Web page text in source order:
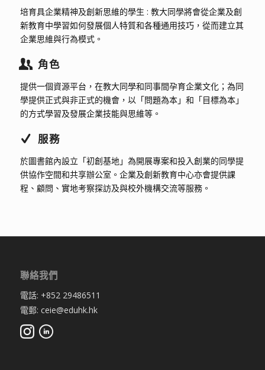
培育具企業精神及創新思維的學生 : 教大同學將會從企業及創
新教育中學習如何發展個人特質和各種通用技巧，從而建立其
企業思維與行為模式。
角色
提供一個資源平台，在教大同學和同事間孕育企業文化；為同
學提供正式與非正式的機會，以「問題為本」和「目標為本」
的方式學習及發展企業技能與思維等。
服務
於圖書館內設立「初創基地」為開展專案和投入創業的同學提
供協作空間和共享辦公室。企業及創新教育中心亦會提供課
程、顧問、實地考察探訪及與校外機構交流等服務。
聯絡我們
電話: +852 29486511
電郵: ceie@eduhk.hk